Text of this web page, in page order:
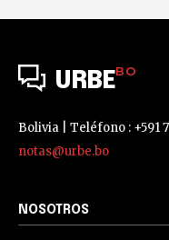
URBEBO
Bolivia | Teléfono : +591
notas@urbe.bo
NOSOTROS